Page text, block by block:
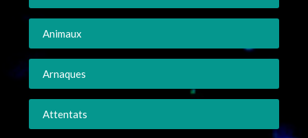
Animaux
Arnaques
Attentats